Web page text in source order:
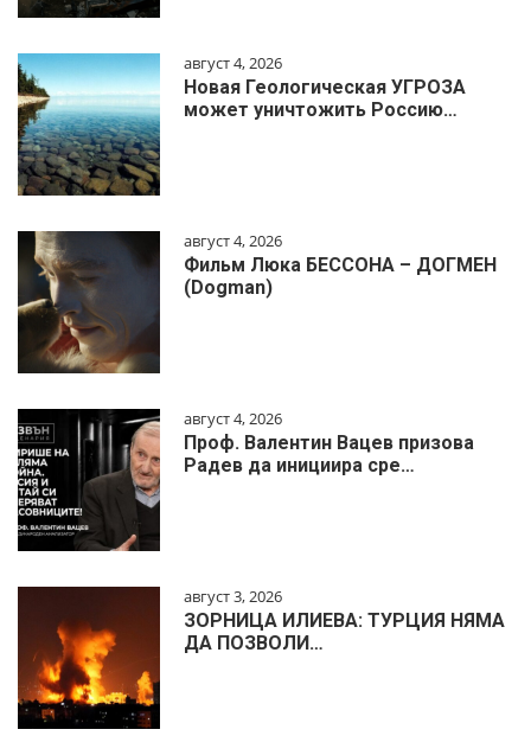
август 4, 2026
Новая Геологическая УГРОЗА
может уничтожить Россию…
август 4, 2026
Фильм Люка БЕССОНА – ДОГМЕН
(Dogman)
август 4, 2026
Проф. Валентин Вацев призова
Радев да инициира сре…
август 3, 2026
ЗОРНИЦА ИЛИЕВА: ТУРЦИЯ НЯМА
ДА ПОЗВОЛИ…